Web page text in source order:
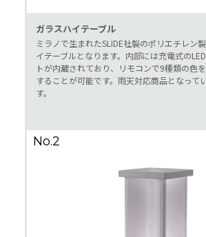
ガラスハイテーブル
ミラノで生まれたSLIDE社製のポリエチレン
イテーブルとなります。内部には充電式の
トが内蔵されており、リモコンで9種類の色
することが可能です。雨天対応商品となって
す。
No.2